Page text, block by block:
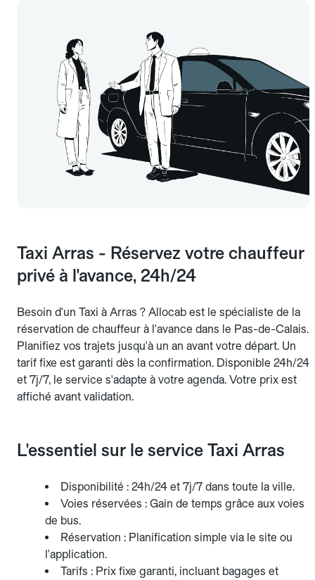
Taxi Arras - Réservez votre chauffeur
privé à l'avance, 24h/24
Besoin d'un Taxi à Arras ? Allocab est le spécialiste de la
réservation de chauffeur à l'avance dans le Pas-de-Calais.
Planifiez vos trajets jusqu'à un an avant votre départ. Un
tarif fixe est garanti dès la confirmation. Disponible 24h/24
et 7j/7, le service s'adapte à votre agenda. Votre prix est
affiché avant validation.
L'essentiel sur le service Taxi Arras
Disponibilité : 24h/24 et 7j/7 dans toute la ville.
Voies réservées : Gain de temps grâce aux voies
de bus.
Réservation : Planification simple via le site ou
l'application.
Tarifs : Prix fixe garanti, incluant bagages et